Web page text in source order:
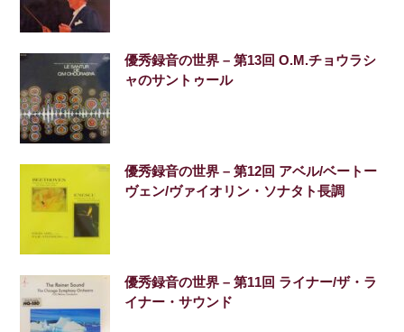
優秀録音の世界 – 第13回 O.M.チョウラシ
ャのサントゥール
優秀録音の世界 – 第12回 アベル/ベートー
ヴェン/ヴァイオリン・ソナタト長調
優秀録音の世界 – 第11回 ライナー/ザ・ラ
イナー・サウンド